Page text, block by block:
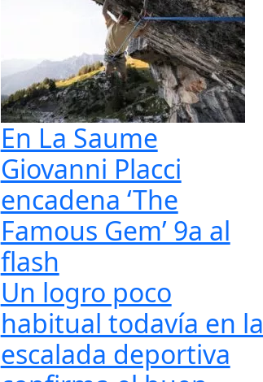
En La Saume
Giovanni Placci
encadena ‘The
Famous Gem’ 9a al
flash
Un logro poco
habitual todavía en la
escalada deportiva